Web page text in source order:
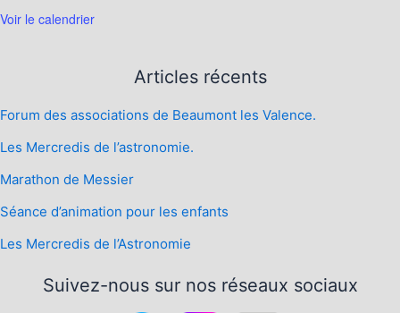
Voir le calendrier
Articles récents
Forum des associations de Beaumont les Valence.
Les Mercredis de l’astronomie.
Marathon de Messier
Séance d’animation pour les enfants
Les Mercredis de l’Astronomie
Suivez-nous sur nos réseaux sociaux